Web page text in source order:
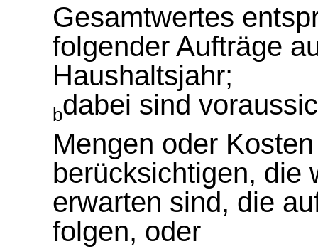
Gesamtwertes
folgender Aufträge
Haushaltsjahr;
bdabei sind
Mengen oder
berücksichtigen, die
erwarten sind, die
folgen, oder